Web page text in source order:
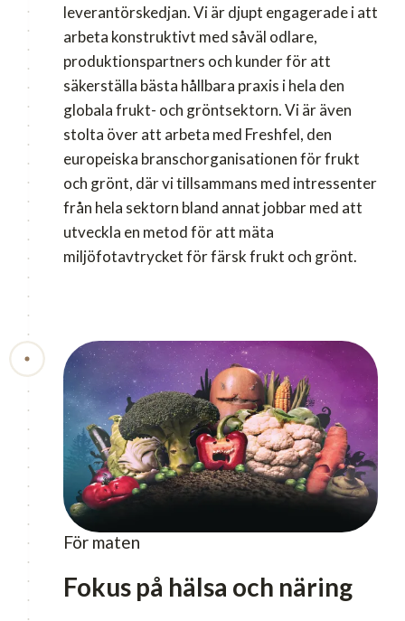
leverantörskedjan. Vi är djupt engagerade i att
arbeta konstruktivt med såväl odlare,
produktionspartners och kunder för att
säkerställa bästa hållbara praxis i hela den
globala frukt- och gröntsektorn. Vi är även
stolta över att arbeta med Freshfel, den
europeiska branschorganisationen för frukt
och grönt, där vi tillsammans med intressenter
från hela sektorn bland annat jobbar med att
utveckla en metod för att mäta
miljöfotavtrycket för färsk frukt och grönt.
För maten
Fokus på hälsa och näring